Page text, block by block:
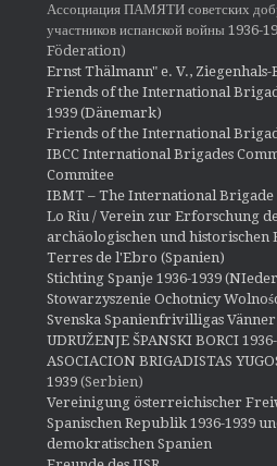
Ассоциация ПАМЯТИ советских
участников испанской войны 1936-
Föderation)
Ernst Thälmann" e. V.,
Friends of the International
1939 (Dänemark)
Friends of the International
IBCC International Brigades
Commitee
IBMT – The International
Lo Riu / Verein zur Erforschung
archäologischen und historischen
Terres de l'Ebro (Spanien)
Stichting Spanje 1936-1939
Stowarzyszenie Ochotnicy
Svenska Spanienfrivilligas Vänner
UDRUŽENJE ŠPANSKI BORCI
ASOCIACION BRIGADISTAS
1939(Serbien)
Vereinigung österreichischer
Spanischen Republik 1936-1939
demokratischen Spanien